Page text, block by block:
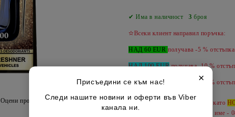
✔ Има в наличност3 броя
✫Всеки клиент направил поръчка:
НАД 60 EURполучава -5 %
НАД 100 EURполучава -10 %
НАД 150 EUR получава - 15 %
Може да допълвате продукти като
за да ги обединим под вашето име -
Оцени продукта
×
Присъедини се към нас!
Следи нашите новини и оферти във Viber
канала ни.